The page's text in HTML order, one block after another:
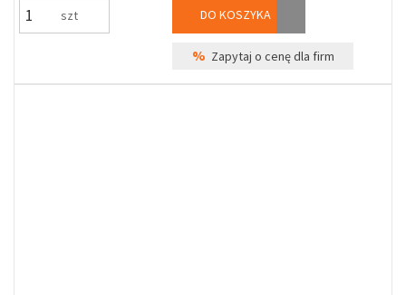
szt DO KOSZYKA
% Zapytaj o cenę dla firm